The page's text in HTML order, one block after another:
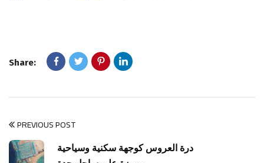
Share:
PREVIOUS POST
درة العروس كوجهة سكنية وسياحية